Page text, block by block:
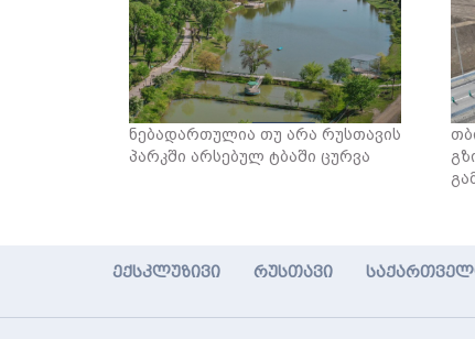
ნებადართულია თუ არა რუსთავის
პარკში არსებულ ტბაში ცურვა
ექსკლუზივი რუსთავი